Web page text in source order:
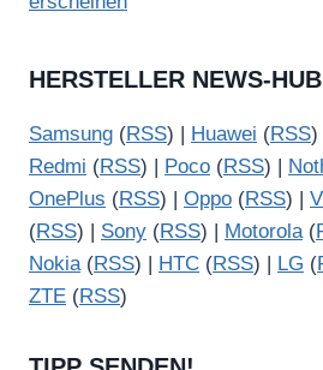
HERSTELLER NEWS-HUB
Samsung (RSS) | Huawei (RSS) |
Redmi (RSS) | Poco (RSS) |
OnePlus (RSS) | Oppo (RSS) |
(RSS) | Sony (RSS) | Motorola(
Nokia(RSS) | HTC (RSS) | LG (
ZTE (RSS)